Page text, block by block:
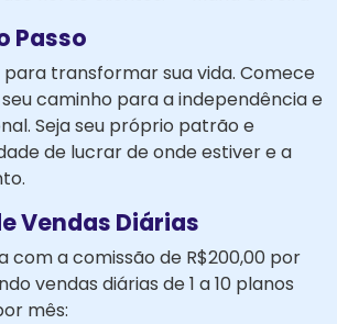
Passo
para transformar sua vida. Comece
caminho para a independência e
Seja seu próprio patrão e
de lucrar de onde estiver e a
Vendas Diárias
com a comissão de R$200,00 por
vendas diárias de 1 a 10 planos
mês: